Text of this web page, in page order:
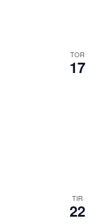
TOR
17
TIR
22